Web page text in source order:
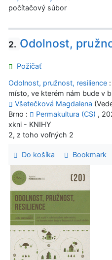
počítačový súbor
2. Odolnost,
Požičať
Odolnost, pružnost, resilience
místo, ve kterém nám bude v
Všetečková Magdalena
Brno :
Permakultura (CS) ,
xkni - KNIHY
2, z toho voľných 2
Do košíka Bookmark